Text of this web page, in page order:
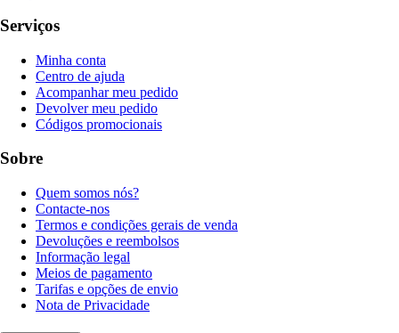
Serviços
Minha conta
Centro de ajuda
Acompanhar meu pedido
Devolver meu pedido
Códigos promocionais
Sobre
Quem somos nós?
Contacte-nos
Termos e condições gerais de venda
Devoluções e reembolsos
Informação legal
Meios de pagamento
Tarifas e opções de envio
Nota de Privacidade